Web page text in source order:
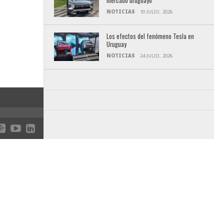
NOTICIAS 10 JULIO, 2026
Los efectos del fenómeno Tesla en
Uruguay
NOTICIAS 24 JULIO, 2026